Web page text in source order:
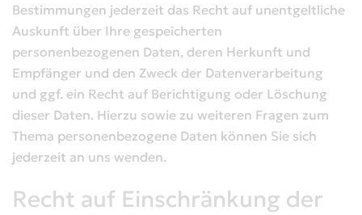
Bestimmungen jederzeit das Recht auf unentgeltliche
Auskunft über Ihre gespeicherten
personenbezogenen Daten, deren Herkunft und
Empfänger und den Zweck der Datenverarbeitung
und ggf. ein Recht auf Berichtigung oder Löschung
dieser Daten. Hierzu sowie zu weiteren Fragen zum
Thema personenbezogene Daten können Sie sich
jederzeit an uns wenden.
Recht auf Einschränkung der